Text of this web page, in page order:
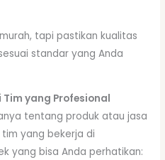
tapi pastikan kualitas
standar yang Anda
yang Profesional
tentang produk atau jasa
yang bekerja di
yang bisa Anda perhatikan: